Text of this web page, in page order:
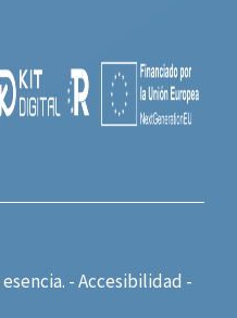
esencia. -Accesibilidad -